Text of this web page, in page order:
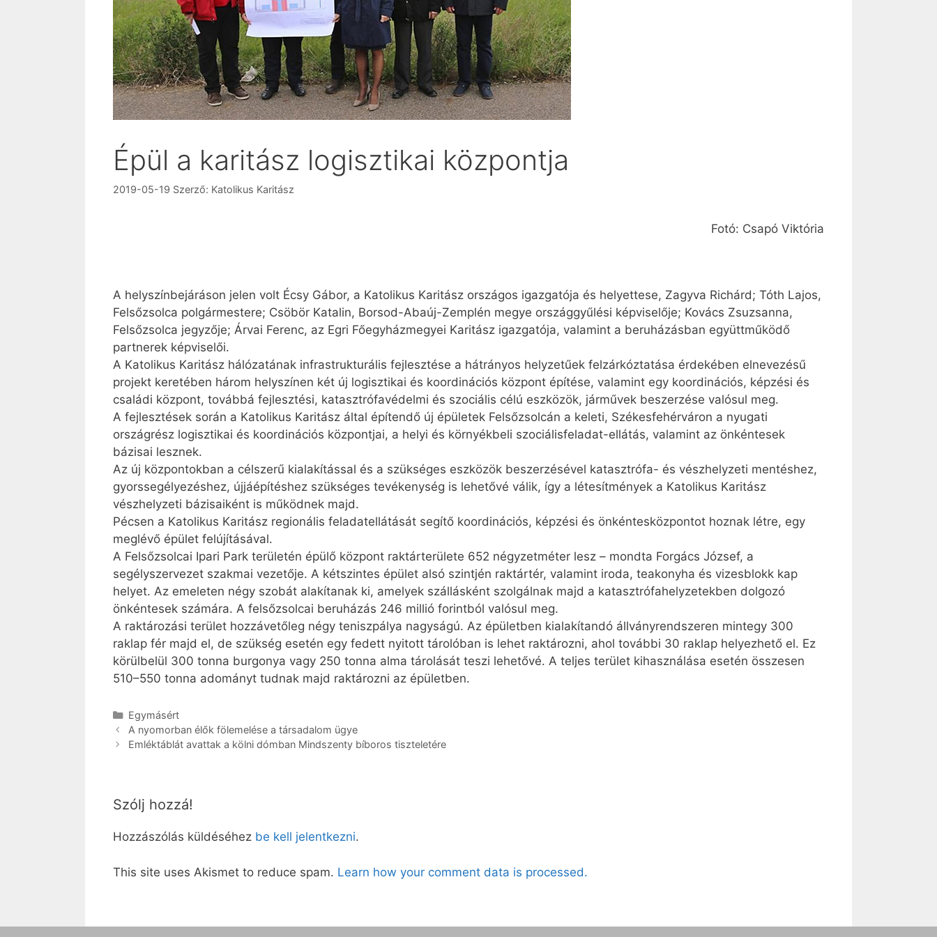
Épül a karitász logisztikai központja
2019-05-19 Szerző: Katolikus Karitász
Fotó: Csapó Viktória
A helyszínbejáráson jelen volt Écsy Gábor, a Katolikus Karitász országos igazgatója és helyettese, Zagyva Ri­chárd; Tóth Lajos,
Felsőzsolca polgármestere; Csöbör Katalin, Borsod-Abaúj-Zemplén megye országgyűlési képviselője; Kovács Zsuzsanna,
Felsőzsolca jegyzője; Árvai Ferenc, az Egri Főegyházmegyei Karitász igazgatója, valamint a beruházásban együttműködő
partnerek képviselői.
A Katolikus Karitász hálózatának infrastrukturális fejlesztése a hátrányos helyzetűek felzárkóztatása érdekében elnevezésű
projekt keretében három helyszínen két új logisztikai és koordinációs központ építése, valamint egy koordinációs, képzési és
családi központ, továbbá fejlesztési, katasztrófavédelmi és szociális célú eszközök, járművek beszerzése valósul meg.
A fejlesztések során a Katolikus Karitász által építendő új épületek Felsőzsolcán a keleti, Székesfehérváron a nyugati
országrész logisztikai és koordinációs központjai, a helyi és környékbeli szociálisfeladat-ellátás, valamint az önkéntesek
bázisai lesznek.
Az új központokban a célszerű kialakítással és a szükséges eszközök beszerzésével katasztrófa- és vészhelyzeti mentéshez,
gyorssegélyezéshez, újjáépítéshez szükséges tevékenység is lehetővé válik, így a létesítmények a Katolikus Karitász
vészhelyzeti bázisaiként is működnek majd.
Pécsen a Katolikus Karitász regionális feladatellátását segítő koordinációs, képzési és önkéntesközpontot hoznak létre, egy
meglévő épület felújításával.
A Felsőzsolcai Ipari Park területén épülő központ raktárterülete 652 négyzetméter lesz – mondta Forgács József, a
segélyszervezet szakmai vezetője. A kétszintes épület alsó szintjén raktártér, valamint iroda, teakonyha és vizesblokk kap
helyet. Az emeleten négy szobát alakítanak ki, amelyek szállásként szolgálnak majd a katasztrófahelyzetekben dolgozó
önkéntesek számára. A felsőzsolcai beruházás 246 millió forintból valósul meg.
A raktározási terület hozzávetőleg négy teniszpálya nagyságú. Az épületben kialakítandó állványrendszeren mintegy 300
raklap fér majd el, de szükség esetén egy fedett nyitott tárolóban is lehet raktározni, ahol további 30 raklap helyezhető el. Ez
körülbelül 300 tonna burgonya vagy 250 tonna alma tárolását teszi lehetővé. A teljes terület kihasználása esetén összesen
510–550 tonna adományt tudnak majd raktározni az épületben.
Kategória
Egymásért
A nyomorban élők fölemelése a társadalom ügye
Emléktáblát avattak a kölni dómban Mindszenty bíboros tiszteletére
Szólj hozzá!
Hozzászólás küldéséhez be kell jelentkezni.
This site uses Akismet to reduce spam. Learn how your comment data is processed.